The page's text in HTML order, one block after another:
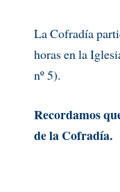
La Cofradía
horas en la
nº 5).
Recordamos
de la Cofradía.